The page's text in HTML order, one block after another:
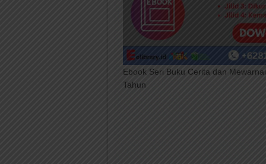
Ebook Seri Buku Cerita dan
Tahun